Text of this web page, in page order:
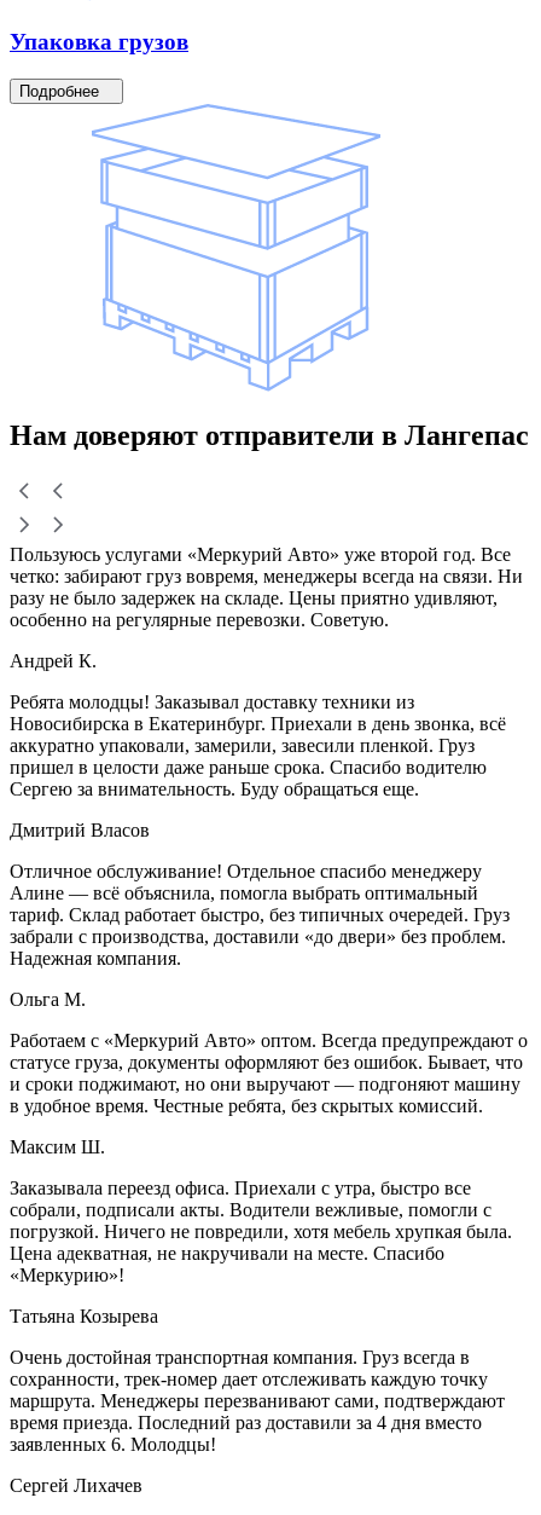
Упаковка грузов
Подробнее
Нам доверяют отправители в Лангепас
Пользуюсь услугами «Меркурий Авто» уже второй год. Все
четко: забирают груз вовремя, менеджеры всегда на связи. Ни
разу не было задержек на складе. Цены приятно удивляют,
особенно на регулярные перевозки. Советую.
Андрей К.
Ребята молодцы! Заказывал доставку техники из
Новосибирска в Екатеринбург. Приехали в день звонка, всё
аккуратно упаковали, замерили, завесили пленкой. Груз
пришел в целости даже раньше срока. Спасибо водителю
Сергею за внимательность. Буду обращаться еще.
Дмитрий Власов
Отличное обслуживание! Отдельное спасибо менеджеру
Алине — всё объяснила, помогла выбрать оптимальный
тариф. Склад работает быстро, без типичных очередей. Груз
забрали с производства, доставили «до двери» без проблем.
Надежная компания.
Ольга М.
Работаем с «Меркурий Авто» оптом. Всегда предупреждают о
статусе груза, документы оформляют без ошибок. Бывает, что
и сроки поджимают, но они выручают — подгоняют машину
в удобное время. Честные ребята, без скрытых комиссий.
Максим Ш.
Заказывала переезд офиса. Приехали с утра, быстро все
собрали, подписали акты. Водители вежливые, помогли с
погрузкой. Ничего не повредили, хотя мебель хрупкая была.
Цена адекватная, не накручивали на месте. Спасибо
«Меркурию»!
Татьяна Козырева
Очень достойная транспортная компания. Груз всегда в
сохранности, трек-номер дает отслеживать каждую точку
маршрута. Менеджеры перезванивают сами, подтверждают
время приезда. Последний раз доставили за 4 дня вместо
заявленных 6. Молодцы!
Сергей Лихачев